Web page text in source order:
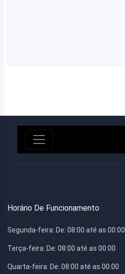
Horário De Funcionamento
Segunda-feira: De: 08:00 até as 00:00
Terça-feira: De: 08:00 até as 00:00
Quarta-feira: De: 08:00 até as 00:00